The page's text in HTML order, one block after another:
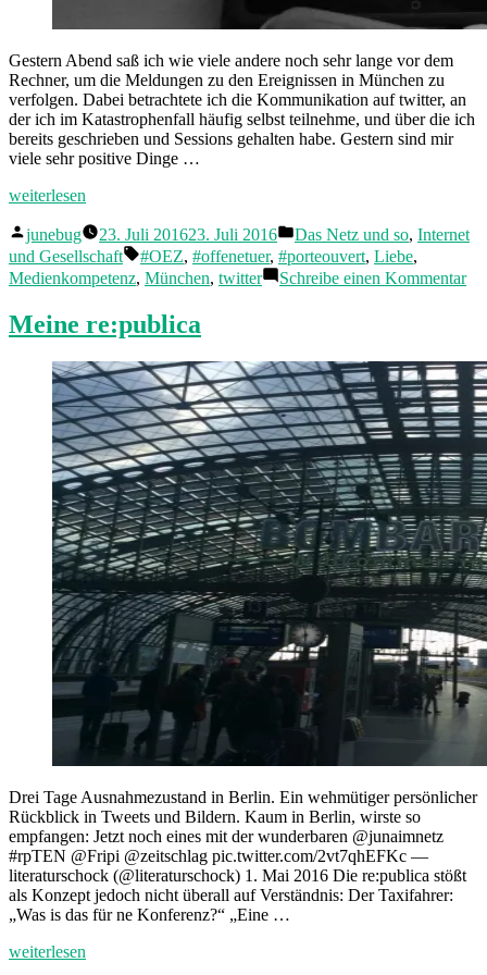
Gestern Abend saß ich wie viele andere noch sehr lange vor dem
Rechner, um die Meldungen zu den Ereignissen in München zu
verfolgen. Dabei betrachtete ich die Kommunikation auf twitter, an
der ich im Katastrophenfall häufig selbst teilnehme, und über die ich
bereits geschrieben und Sessions gehalten habe. Gestern sind mir
viele sehr positive Dinge …
„München.
twitter.“
weiterlesen
Veröffentlicht
von
junebug 23. Juli 201623. Juli 2016
Veröffentlicht
in
Das Netz und so, Internet
und Gesellschaft
Schlagwörter:
#OEZ, #offenetuer, #porteouvert, Liebe,
Medienkompetenz, München, twitter Schreibe einen Kommentarzu
Meine re:publica
Drei Tage Ausnahmezustand in Berlin. Ein wehmütiger persönlicher
Rückblick in Tweets und Bildern. Kaum in Berlin, wirste so
empfangen: Jetzt noch eines mit der wunderbaren @junaimnetz
#rpTEN @Fripi @zeitschlag pic.twitter.com/2vt7qhEFKc —
literaturschock (@literaturschock) 1. Mai 2016 Die re:publica stößt
als Konzept jedoch nicht überall auf Verständnis: Der Taxifahrer:
„Was is das für ne Konferenz?“ „Eine …
„Meine
weiterlesen